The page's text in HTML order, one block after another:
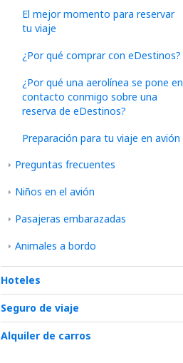
El mejor momento para reservar
tu viaje
¿Por qué comprar con eDestinos?
¿Por qué una aerolínea se pone en
contacto conmigo sobre una
reserva de eDestinos?
Preparación para tu viaje en avión
Preguntas frecuentes
Niños en el avión
Pasajeras embarazadas
Animales a bordo
Hoteles
Seguro de viaje
Alquiler de carros